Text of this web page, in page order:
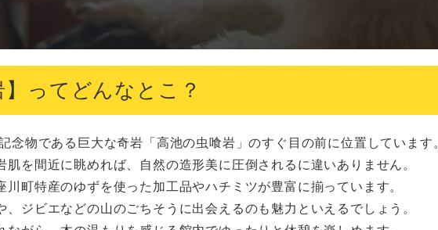
】ってどんなとこ？
念物である巨大な奇岩「高池の虫喰岩」のすぐ目の前に位置しています。
を間近に眺めれば、自然の造形美に圧倒されるに違いありません。
町特産のゆずを使った加工品やハチミツが豊富に揃っています。
ジビエなどの山のごちそうに出会えるのも魅力といえるでしょう。